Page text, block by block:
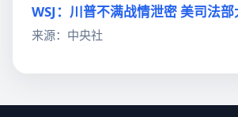
WSJ：川普不满战情泄密 美司法
来源：中央社